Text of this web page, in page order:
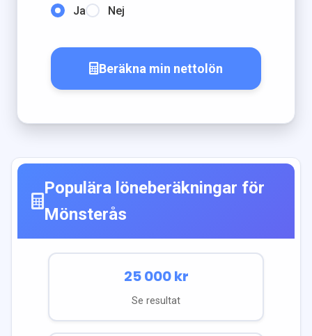
Ja Nej
Beräkna min nettolön
Populära löneberäkningar för
Mönsterås
25 000kr
Se resultat